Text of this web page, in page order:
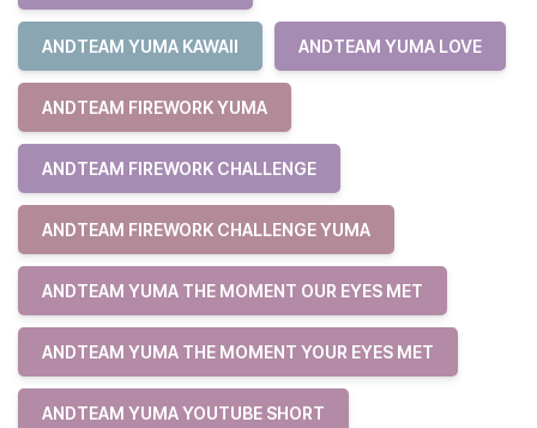
ANDTEAM YUMA KAWAII ANDTEAM YUMA LOVE
ANDTEAM FIREWORK YUMA
ANDTEAM FIREWORK CHALLENGE
ANDTEAM FIREWORK CHALLENGE YUMA
ANDTEAM YUMA THE MOMENT OUR EYES MET
ANDTEAM YUMA THE MOMENT YOUR EYES MET
ANDTEAM YUMA YOUTUBE SHORT